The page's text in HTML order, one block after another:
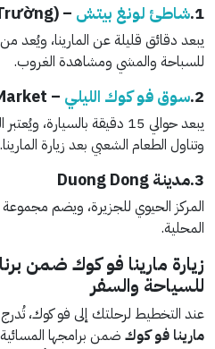
1. شاطئ لونغ بيتش – Long Beach (Bãi Trường)
يبعد دقائق قليلة عن المارينا،
للسباحة والمشي ومشاهدة الغروب.
2. سوق فو كوك الليلي – Phu Quoc Night Market
يبعد حوالي 15 دقيقة
وتناول الطعام الشعبي بعد زيارة المارينا.
3.مدينة Duong Dong
المركز الحيوي للجزيرة، ويضم
المحلية.
زيارة مارينا فو كوك ضمن
للسياحة والسفر
عند التخطيط لرحلتك إلى فو كوك،
مارينا فو كوك ضمن برامجها المسائية